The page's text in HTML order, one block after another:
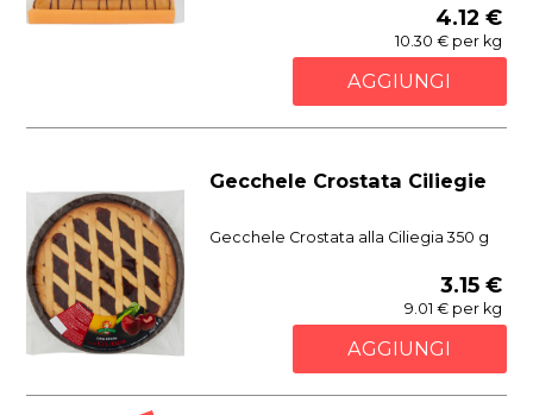
4.12 €
10.30 € per kg
AGGIUNGI
Gecchele Crostata Ciliegie
Gecchele Crostata alla Ciliegia 350 g
3.15 €
9.01 € per kg
AGGIUNGI